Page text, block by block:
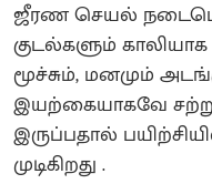
ஜீரண செயல்
குடல்களும்
மூச்சும், மனமும்
இயற்கையாகவே
இருப்பதால்
முடிகிறது .